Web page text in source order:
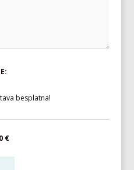
besplatna!
€